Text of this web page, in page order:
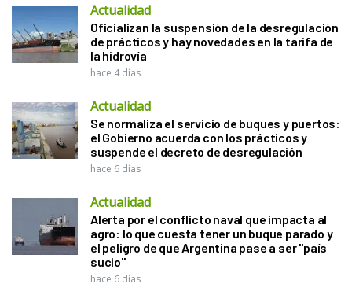
Actualidad
Oficializan la suspensión de la desregulación
de prácticos y hay novedades en la tarifa de
la hidrovía
hace 4 días
Actualidad
Se normaliza el servicio de buques y puertos:
el Gobierno acuerda con los prácticos y
suspende el decreto de desregulación
hace 6 días
Actualidad
Alerta por el conflicto naval que impacta al
agro: lo que cuesta tener un buque parado y
el peligro de que Argentina pase a ser "país
sucio"
hace 6 días